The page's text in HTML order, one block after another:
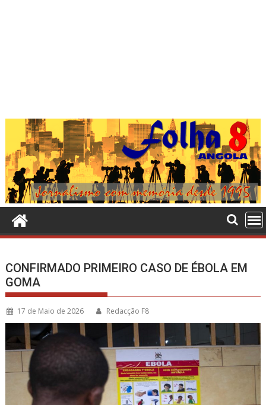
CONFIRMADO PRIMEIRO CASO DE ÉBOLA EM
GOMA
17 de Maio de 2026 Redacção F8